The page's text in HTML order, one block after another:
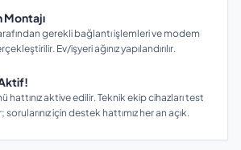
Montajı
gerekli bağlantı işlemleri ve modem
Ev/işyeri ağınız yapılandırılır.
Aktif!
hattınız aktive edilir. Teknik ekip cihazları test
sorularınız için destek hattımız her an açık.